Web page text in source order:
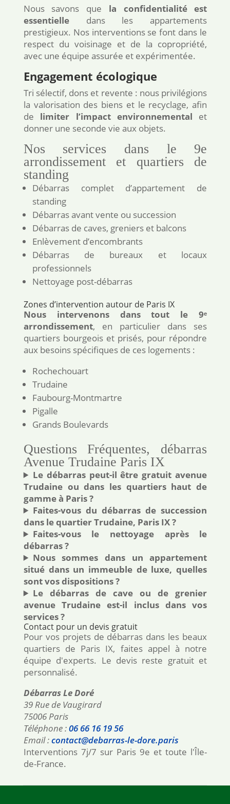
Nous savons que la confidentialité est
essentielledans les appartements
prestigieux. Nos interventions se font dans le
respect du voisinage et de la copropriété,
avec une équipe assurée et expérimentée.
Engagement écologique
Tri sélectif, dons et revente : nous privilégions
la valorisation des biens et le recyclage, afin
de limiter l’impact environnemental et
donner une seconde vie aux objets.
Nos services dans le 9e
arrondissement et quartiers de
standing
Débarras complet d’appartement de
standing
Débarras avant vente ou succession
Débarras de caves, greniers et balcons
Enlèvement d’encombrants
Débarras de bureaux et locaux
professionnels
Nettoyage post-débarras
Zones d’intervention autour de Paris IX
Nous intervenons dans tout le 9ᵉ
arrondissement, en particulier dans ses
quartiers bourgeois et prisés, pour répondre
aux besoins spécifiques de ces logements :
Rochechouart
Trudaine
Faubourg-Montmartre
Pigalle
Grands Boulevards
Questions Fréquentes, débarras
Avenue Trudaine Paris IX
Le débarras peut-il être gratuit avenue
Trudaine ou dans les quartiers haut de
gamme à Paris ?
Faites-vous du débarras de succession
dans le quartier Trudaine, Paris IX ?
Faites-vous le nettoyage après le
débarras ?
Nous sommes dans un appartement
situé dans un immeuble de luxe, quelles
sont vos dispositions ?
Le débarras de cave ou de grenier
avenue Trudaine est-il inclus dans vos
services ?
Contact pour un devis gratuit
Pour vos projets de débarras dans les beaux
quartiers de Paris IX, faites appel à notre
équipe d'experts. Le devis reste gratuit et
personnalisé.
Débarras Le Doré
39 Rue de Vaugirard
75006 Paris
Téléphone :06 66 16 19 56
Email :contact@debarras-le-dore.paris
Interventions 7j/7 sur Paris 9e et toute l'Île-
de-France.